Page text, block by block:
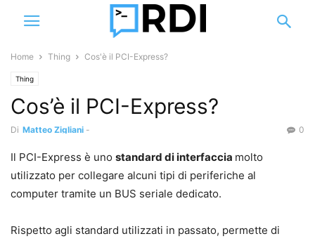
Home Thing Cos'è il PCI-Express?
Thing
Cos’è il PCI-Express?
Di Matteo Zigliani - 0
Il PCI-Express è uno standard di interfaccia molto
utilizzato per collegare alcuni tipi di periferiche al
computer tramite un BUS seriale dedicato.
Rispetto agli standard utilizzati in passato, permette di